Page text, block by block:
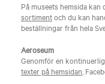
På museets hemsida kan
sortimentoch du kan
beställningar från hela
Aeroseum
Genomför en
texter på hemsidan ,